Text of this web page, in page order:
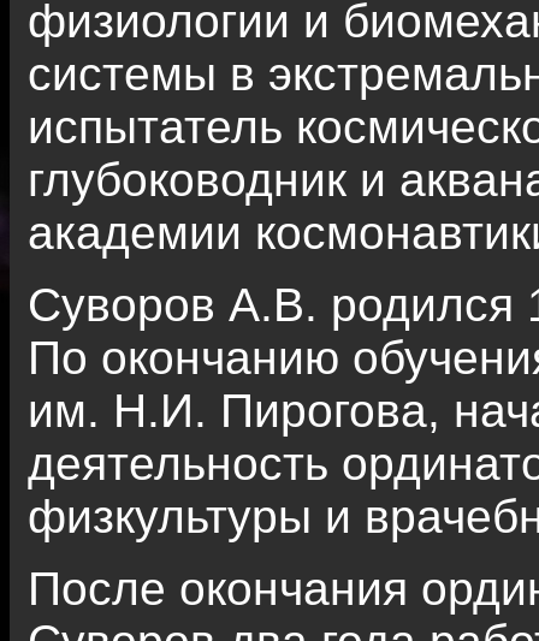
физиологии и
системы в
испытатель
глубоководник и
академии
Суворов А.В. родился
По окончанию
им. Н.И. Пирогова,
деятельность
физкультуры и
После окончания